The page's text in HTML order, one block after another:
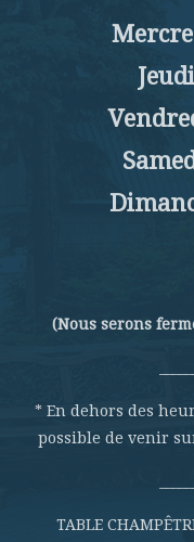
(Nous serons
* En dehors des
possible de venir
TABLE